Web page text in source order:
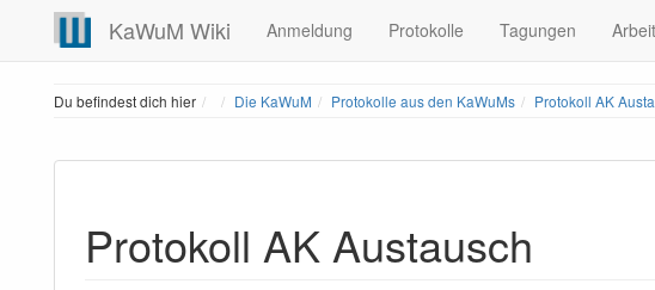
KaWuM Wiki Anmeldung Protokolle Tagungen
Du befindest dich hier HomeDie KaWuM Protokolle aus den KaWuMs Protokoll AK
Protokoll AK Austausch